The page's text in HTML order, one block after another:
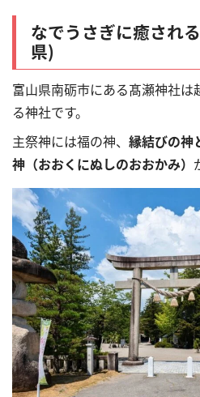
なでうさぎに癒され
県)
富山県南砺市にある髙瀬神社
る神社です。
主祭神には福の神、 縁結びの神
神（おおくにぬしのおおかみ）